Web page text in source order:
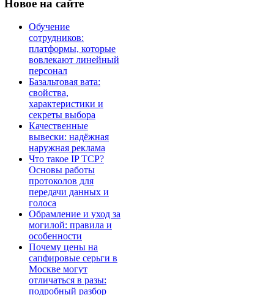
Новое на сайте
Обучение
сотрудников:
платформы, которые
вовлекают линейный
персонал
Базальтовая вата:
свойства,
характеристики и
секреты выбора
Качественные
вывески: надёжная
наружная реклама
Что такое IP TCP?
Основы работы
протоколов для
передачи данных и
голоса
Обрамление и уход за
могилой: правила и
особенности
Почему цены на
сапфировые серьги в
Москве могут
отличаться в разы:
подробный разбор